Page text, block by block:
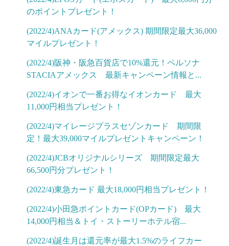
のポイントプレゼント！
(2022/4)ANAカード(アメックス) 期間限定最大36,000
マイルプレゼント！
(2022/4)阪神・阪急百貨店で10%還元！ペルソナ
STACIAアメックス 最新キャンペーン情報と...
(2022/4)イオンで一番お得なイオンカード 最大
11,000円相当プレゼント！
(2022/4)マイレージプラスセゾンカード 期間限
定！最大39,000マイルプレゼントキャンペーン！
(2022/4)JCBオリジナルシリーズ 期間限定最大
66,500円分プレゼント！
(2022/4)東急カード 最大18,000円相当プレゼント！
(2022/4)小田急ポイントカード(OPカード) 最大
14,000円相当＆トイ・ストーリーホテル宿...
(2022/4)誕生月は還元率が最大1.5%のライフカー